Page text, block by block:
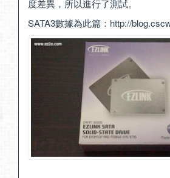
度差異，所以進行了測試。
SATA3數據為此篇： http://